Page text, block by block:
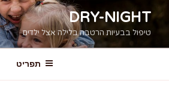
דילוג
לתוכןDRY-NIGHT
טיפול בבעיות הרטבה בלילה אצל ילדים
תפריט